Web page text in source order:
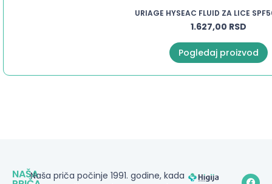
URIAGE HYSEAC FLUID ZA LICE
1.627,00 RSD
Pogledaj proizvod
NAŠANaša priča počinje 1991. godine, kada